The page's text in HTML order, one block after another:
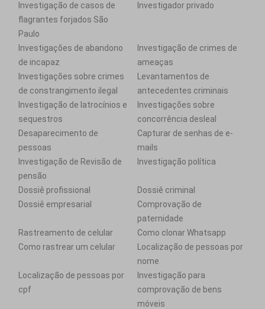
Investigação de casos de
flagrantes forjados São
Paulo
Investigador privado
Investigações de abandono
de incapaz
Investigação de crimes de
ameaças
Investigações sobre crimes
de constrangimento ilegal
Levantamentos de
antecedentes criminais
Investigação de latrocínios e
sequestros
Investigações sobre
concorrência desleal
Desaparecimento de
pessoas
Capturar de senhas de e-
mails
Investigação de Revisão de
pensão
Investigação política
Dossiê profissional
Dossiê criminal
Dossiê empresarial
Comprovação de
paternidade
Rastreamento de celular
Como clonar Whatsapp
Como rastrear um celular
Localização de pessoas por
nome
Localização de pessoas por
cpf
Investigação para
comprovação de bens
móveis